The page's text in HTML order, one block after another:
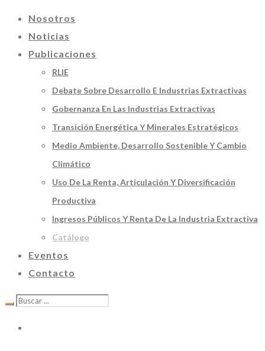
Nosotros
Noticias
Publicaciones
RLIE
Debate Sobre Desarrollo E Industrias Extractivas
Gobernanza En Las Industrias Extractivas
Transición Energética Y Minerales Estratégicos
Medio Ambiente, Desarrollo Sostenible Y Cambio
Climático
Uso De La Renta, Articulación Y Diversificación
Productiva
Ingresos Públicos Y Renta De La Industria Extractiva
Catálogo
Eventos
Contacto